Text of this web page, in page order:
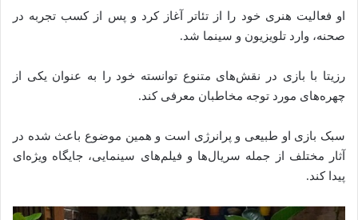
او فعالیت هنری خود را از تئاتر آغاز کرد و پس از کسب تجربه در
صحنه، وارد تلویزیون و سینما شد.
رزیتا با بازی در نقش‌های متنوع توانسته خود را به عنوان یکی از
چهره‌های مورد توجه مخاطبان معرفی کند.
سبک بازی او طبیعی و پرانرژی است و همین موضوع باعث شده در
آثار مختلف از جمله سریال‌ها و فیلم‌های سینمایی، جایگاه ویژه‌ای
پیدا کند.